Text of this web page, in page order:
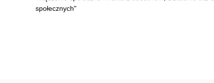
społecznych"